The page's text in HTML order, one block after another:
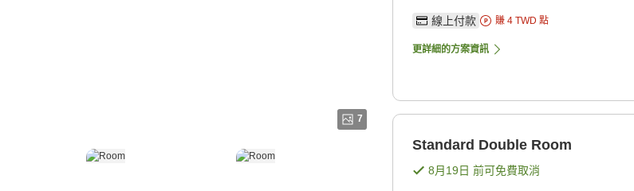
7
線上付款 賺 4 TWD 點
更詳細的方案資訊
Standard Double Room
8月19日 前可免費取消